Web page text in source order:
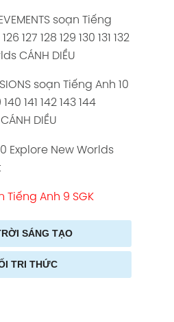
soạn Tiếng
127 128 129 130 131 132
CÁNH DIỀU
soạn Tiếng Anh 10
141 142 143 144
DIỀU
Explore New Worlds
Tiếng Anh 9 SGK
SÁNG TẠO
soạn Tiếng Anh 10
TRI THỨC